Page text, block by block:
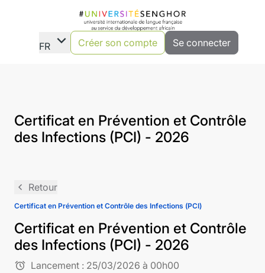
FR expand_more Créer son compte Se connecter
Certificat en Prévention et Contrôle
des Infections (PCI) - 2026
navigate_before Retour
Certificat en Prévention et Contrôle des Infections (PCI)
Certificat en Prévention et Contrôle
des Infections (PCI) - 2026
alarm Lancement : 25/03/2026 à 00h00